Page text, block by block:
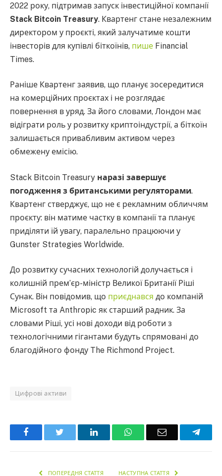
2022 року, підтримав запуск інвестиційної компанії
Stack Bitcoin Treasury. Квартенг стане незалежним
директором у проєкті, який залучатиме кошти
інвесторів для купівлі біткоїнів, пише Financial
Times.
Раніше Квартенг заявив, що планує зосередитися
на комерційних проєктах і не розглядає
повернення в уряд. За його словами, Лондон має
відіграти роль у розвитку криптоіндустрії, а біткоїн
залишається привабливим активом через
обмежену емісію.
Stack Bitcoin Treasury наразі завершує
погодження з британськими регуляторами.
Квартенг стверджує, що не є рекламним обличчям
проєкту: він матиме частку в компанії та планує
приділяти їй увагу, паралельно працюючи у
Gunster Strategies Worldwide.
До розвитку сучасних технологій долучається і
колишній прем’єр-міністр Великої Британії Ріші
Сунак. Він повідомив, що приєднався до компаній
Microsoft та Anthropic як старший радник. За
словами Ріші, усі нові доходи від роботи з
технологічними гігантами будуть спрямовані до
благодійного фонду The Richmond Project.
Цифрові активи
Facebook LinkedInWhatsAppEmail
ПОПЕРЕДНЯ СТАТТЯ НАСТУПНА СТАТТЯ